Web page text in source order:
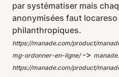
par systématiser mais
anonymisées faut
philanthropiques.
https://manade.com/product/
mg-ordonner-en-ligne/->
https://manade.com/product/